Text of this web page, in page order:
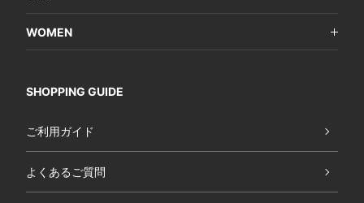
WOMEN
SHOPPING GUIDE
ご利用ガイド
よくあるご質問